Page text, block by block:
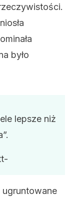
było
lepsze niż
ugruntowane